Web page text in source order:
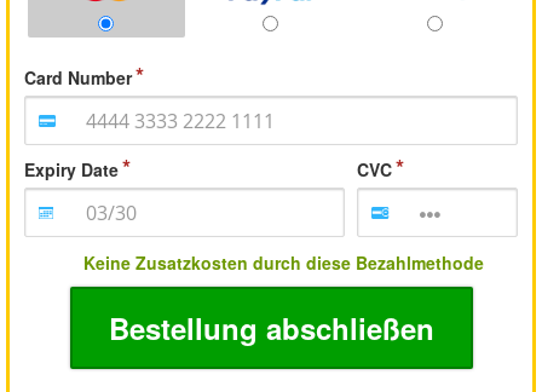
Card Number
Expiry Date CVC
Keine Zusatzkosten durch diese Bezahlmethode
Bestellung abschließen